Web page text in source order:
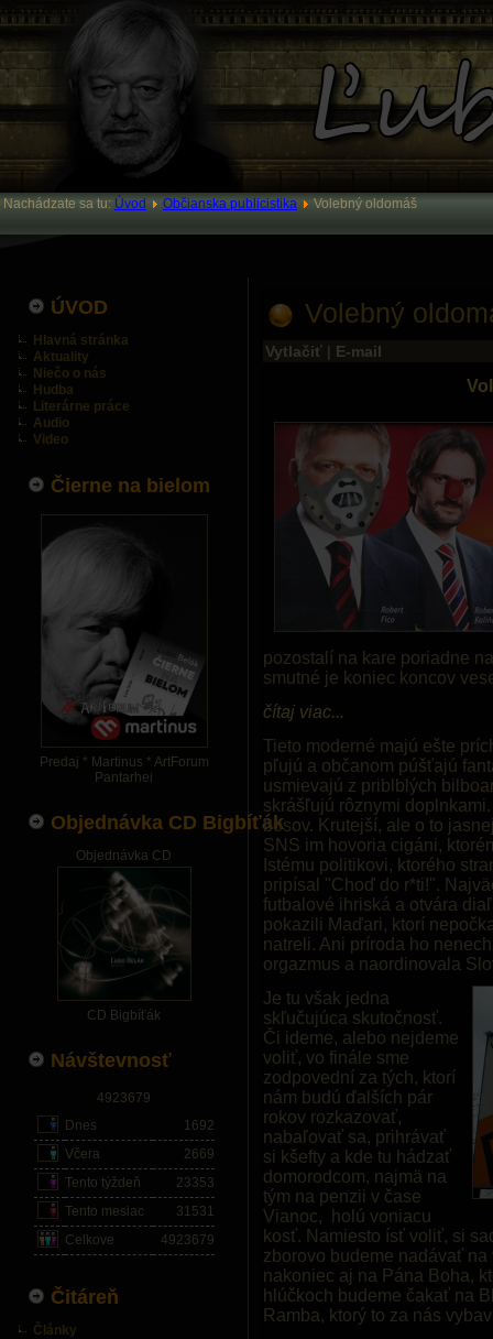
Nachádzate sa tu: Úvod Občianska publicistika Volebný oldomáš
ÚVOD
Hlavná stránka
Aktuality
Niečo o nás
Hudba
Literárne práce
Audio
Video
Čierne na bielom
Predaj * Martinus * ArtForum
Pantarhei
Objednávka CD Bigbíťák
Objednávka CD
CD Bigbíťák
Návštevnosť
4923679
Dnes
1692
Včera
2669
Tento týždeň
23353
Tento mesiac
31531
Celkove
4923679
Čitáreň
Články
Volebný
Vytlačiť | E-mail
pozostalí na kare poriadne
smutné je koniec koncov
čítaj viac...
Tieto moderné majú ešte
pľujú a občanom púšťajú
usmievajú z priblblých
skrášľujú rôznymi
bosov. Krutejší, ale o to
SNS im hovoria cigáni,
Istému politikovi, ktorého
pripísal "Choď do r*ti!".
futbalové ihriská a otvára
pokazili Maďari, ktorí
natreli. Ani príroda ho
orgazmus a naordinovala
Je tu však jedna
skľučujúca skutočnosť.
Či ideme, alebo nejdeme
voliť, vo finále sme
zodpovední za tých, ktorí
nám budú ďalších pár
rokov rozkazovať,
nabaľovať sa, prihrávať
si kšefty a kde tu hádzať
domorodcom, najmä na
tým na penzii v čase
Vianoc, holú voniacu
kosť. Namiesto ísť voliť, si
zborovo budeme nadávať
nakoniec aj na Pána Boha,
hlúčkoch budeme čakať na
Ramba, ktorý to za nás